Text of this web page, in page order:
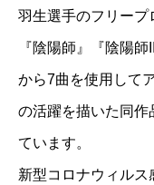
羽生選手のフリープ
『陰陽師』『陰陽
から7曲を使用して
の活躍を描いた同作
ています。
新型コロナウィル